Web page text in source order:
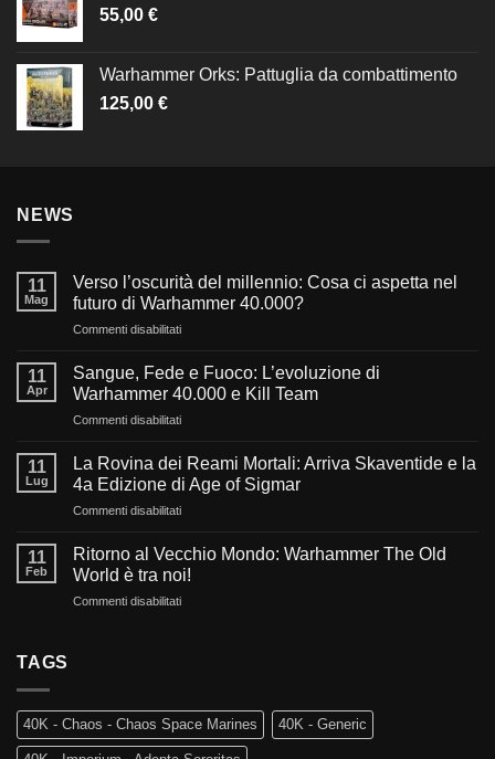
55,00 €
Warhammer Orks: Pattuglia da combattimento
125,00 €
NEWS
11
Mag
Verso l’oscurità del millennio: Cosa ci aspetta nel
futuro di Warhammer 40.000?
Commenti disabilitatisu
l’oscurità
del
millennio:
Cosa
aspetta
nel
futuro
di
40.000?
11
Apr
Sangue, Fede e Fuoco: L’evoluzione di
Warhammer 40.000 e Kill Team
Commenti disabilitatisu
Fede
e
Fuoco:
L’evoluzione
Warhammer
40.000
Kill
11
Lug
La Rovina dei Reami Mortali: Arriva Skaventide e la
4a Edizione di Age of Sigmar
Commenti disabilitatisu
Rovina
dei
Reami
Mortali:
Edizione
Age
11
Feb
Ritorno al Vecchio Mondo: Warhammer The Old
World è tra noi!
Commenti disabilitatisu
The
Old
World
TAGS
40K - Chaos - Chaos Space Marines 40K - Generic